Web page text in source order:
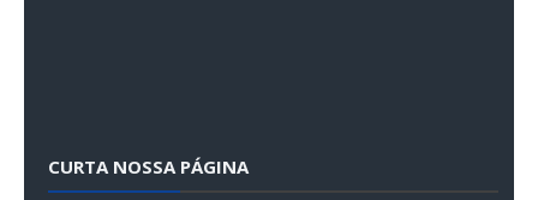
CURTA NOSSA PÁGINA